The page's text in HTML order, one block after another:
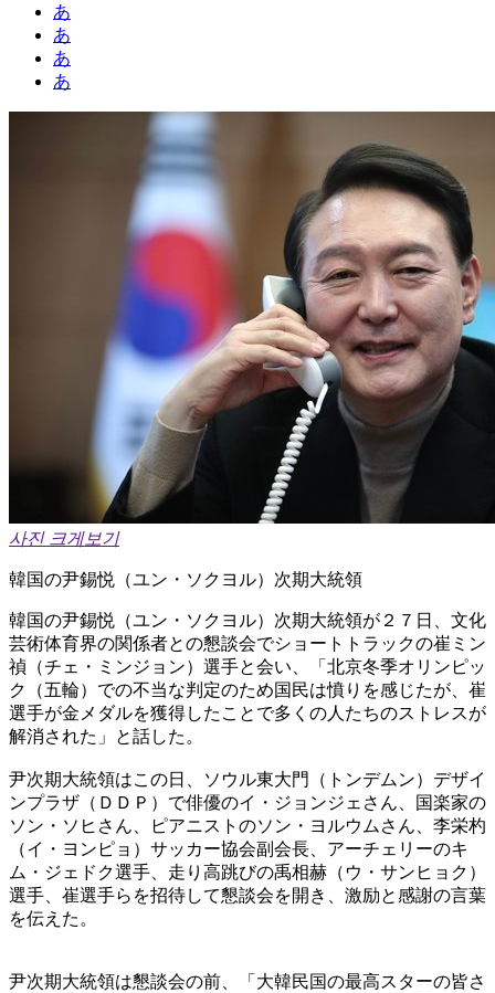
あ
あ
あ
あ
사진 크게보기
韓国の尹錫悦（ユン・ソクヨル）次期大統領
韓国の尹錫悦（ユン・ソクヨル）次期大統領が２７日、文化
芸術体育界の関係者との懇談会でショートトラックの崔ミン
禎（チェ・ミンジョン）選手と会い、「北京冬季オリンピッ
ク（五輪）での不当な判定のため国民は憤りを感じたが、崔
選手が金メダルを獲得したことで多くの人たちのストレスが
解消された」と話した。
尹次期大統領はこの日、ソウル東大門（トンデムン）デザイ
ンプラザ（ＤＤＰ）で俳優のイ・ジョンジェさん、国楽家の
ソン・ソヒさん、ピアニストのソン・ヨルウムさん、李栄杓
（イ・ヨンピョ）サッカー協会副会長、アーチェリーのキ
ム・ジェドク選手、走り高跳びの禹相赫（ウ・サンヒョク）
選手、崔選手らを招待して懇談会を開き、激励と感謝の言葉
を伝えた。
尹次期大統領は懇談会の前、「大韓民国の最高スターの皆さ